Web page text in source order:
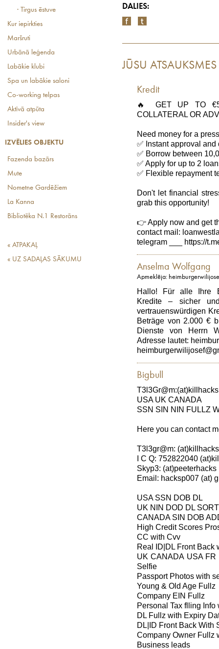
· Tirgus ēstuve
Kur iepirkties
Maršruti
Urbānā leģenda
Labākie klubi
Spa un labākie saloni
Co-working telpas
Aktīvā atpūta
Insider's view
IZVĒLIES OBJEKTU
Fazenda bazārs
Mute
Nometne Gardēžiem
La Kanna
Bibliotēka N.1 Restorāns
« ATPAKAĻ
« UZ SADAĻAS SĀKUMU
DALIES:
JŪSU ATSAUKSMES
Kredit
🔥 GET UP TO
COLLATERAL OR
Need money for a
✅ Instant approval and
✅ Borrow between
✅ Apply for up to 2
✅ Flexible repayment
Don't let financial
grab this opportunity!
👉 Apply now and get
contact mail:
telegram ___ https://
Anselma Wolfgang
Apmeklēja:
Hallo! Für alle Ihre
Kredite – sicher
vertrauenswürdigen
Beträge von 2.000 €
Dienste von Herrn
Adresse lautet:
Bigbull
USA UK CANADA
SSN SIN NIN FULLZ
Here you can contact
T3l3gr@m:
I C Q: 752822040
Skyp3: (at)peeterhacks
Email: hacksp007 (at)
USA SSN DOB DL
UK NIN DOD DL
CANADA SIN DOB
High Credit Scores
CC with Cvv
Real ID|DL Front Back
UK CANADA USA
Selfie
Passport Photos with
Young & Old Age Fullz
Company EIN Fullz
Personal Tax flling Info
DL Fullz with Expiry
DL|ID Front Back With
Company Owner Fullz
Business leads